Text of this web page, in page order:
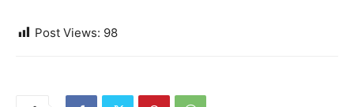
Post Views: 98